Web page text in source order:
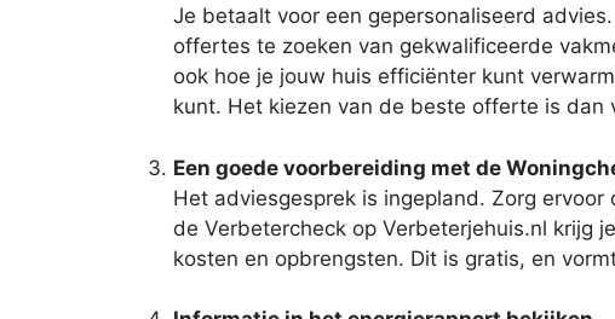
Je betaalt voor een gepersonaliseerd
offertes te zoeken van gekwalificeerde
ook hoe je jouw huis efficiënter kunt
kunt. Het kiezen van de beste offerte is dan
Een goede voorbereiding met de
Het adviesgesprek is ingepland. Zorg
de Verbetercheck op Verbeterjehuis.nl krijg
kosten en opbrengsten. Dit is gratis, en